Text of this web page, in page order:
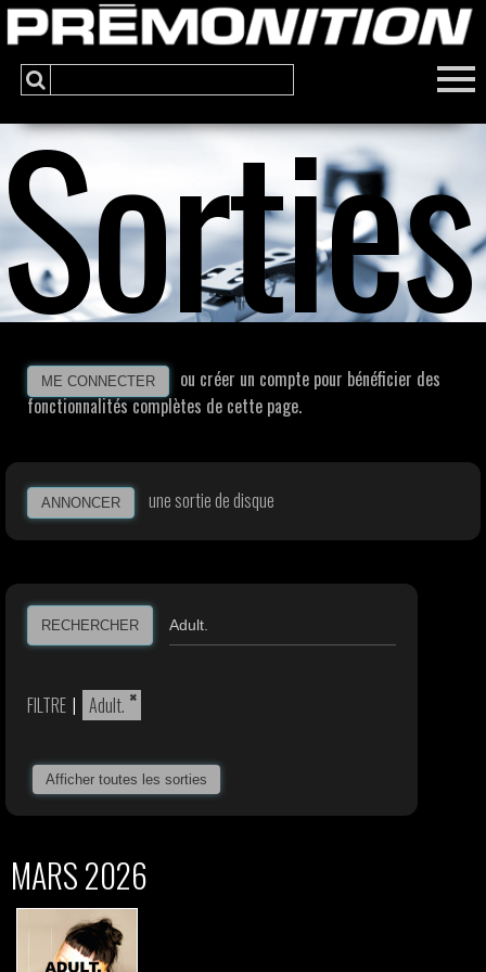
Sorties
ME CONNECTER
ou créer un compte pour bénéficier des
fonctionnalités complètes de cette page.
ANNONCER une sortie de disque
RECHERCHER
FILTRE | ×
Adult.
Afficher toutes les sorties
MARS 2026